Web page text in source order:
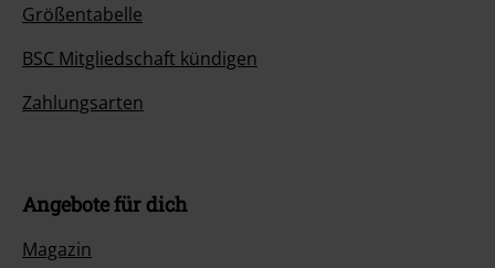
Größentabelle
BSC Mitgliedschaft kündigen
Zahlungsarten
Angebote für dich
Magazin